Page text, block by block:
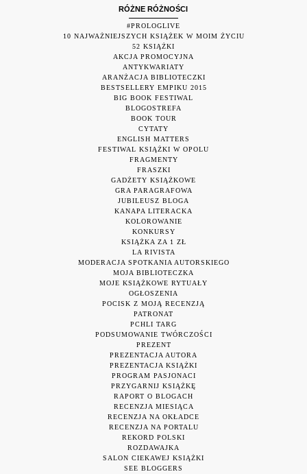
RÓŻNE RÓŻNOŚCI
#PROLOGLIVE
10 NAJWAŻNIEJSZYCH KSIĄŻEK W MOIM ŻYCIU
52 KSIĄŻKI
AKCJA PROMOCYJNA
ANTYKWARIATY
ARANŻACJA BIBLIOTECZKI
BESTSELLERY EMPIKU 2015
BIG BOOK FESTIWAL
BLOGOSTREFA
BOOK TOUR
CYTATY
ENGLISH MATTERS
FESTIWAL KSIĄŻKI W OPOLU
FRAGMENTY
FRASZKI
GADŻETY KSIĄŻKOWE
GRA PARAGRAFOWA
JUBILEUSZ BLOGA
KANAPA LITERACKA
KOLOROWANIE
KONKURSY
KSIĄŻKA ZA 1 ZŁ
LA RIVISTA
MODERACJA SPOTKANIA AUTORSKIEGO
MOJA BIBLIOTECZKA
MOJE KSIĄŻKOWE RYTUAŁY
OGŁOSZENIA
POCISK Z MOJĄ RECENZJĄ
PATRONAT
PCHLI TARG
PODSUMOWANIE TWÓRCZOŚCI
PREZENT
PREZENTACJA AUTORA
PREZENTACJA KSIĄŻKI
PROGRAM PASJONACI
PRZYGARNIJ KSIĄŻKĘ
RAPORT O BLOGACH
RECENZJA MIESIĄCA
RECENZJA NA OKŁADCE
RECENZJA NA PORTALU
REKORD POLSKI
ROZDAWAJKA
SALON CIEKAWEJ KSIĄŻKI
SEE BLOGGERS